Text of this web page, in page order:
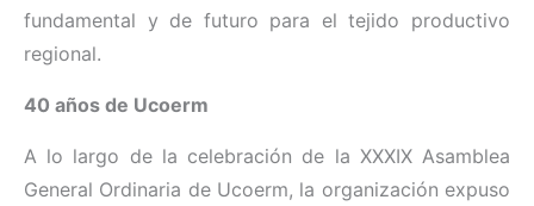
fundamental y de futuro para el tejido productivo
regional.
40 años de Ucoerm
A lo largo de la celebración de la XXXIX Asamblea
General Ordinaria de Ucoerm, la organización expuso